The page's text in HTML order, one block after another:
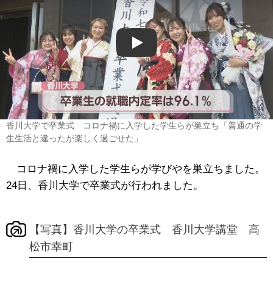
Play
香川大学で卒業式 コロナ禍に入学した学生らが巣立ち「普通の学
生生活と違ったが楽しく過ごせた」
コロナ禍に入学した学生らが学びやを巣立ちました。
24日、香川大学で卒業式が行われました。
【写真】香川大学の卒業式 香川大学講堂 高
松市幸町